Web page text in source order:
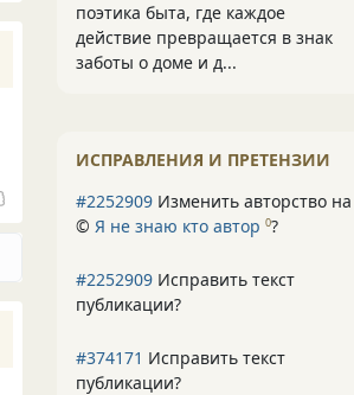
поэтика быта, где каждое
действие превращается в знак
заботы о доме и д...
ИСПРАВЛЕНИЯ И ПРЕТЕНЗИИ
#2252909 Изменить авторство на
© Я не знаю кто автор 0?
#2252909 Исправить текст
публикации?
#374171 Исправить текст
публикации?